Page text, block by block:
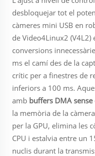
desbloquejar tot el
càmeres mini USB en
de Video4Linux2
conversions
ms el camí des de la
crític per a finestres de
inferiors a 100 ms.
amb buffers DMA sense
la memòria de la càmera
per la GPU, elimina les
CPU i estalvia entre un
nuclis durant la